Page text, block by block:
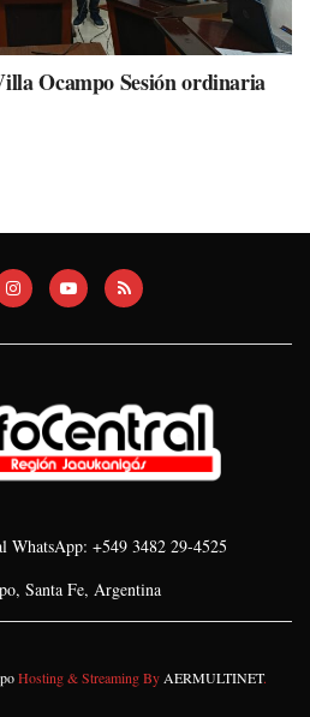
Ocampo Sesión ordinaria
WhatsApp: +549 3482 29-4525
Santa Fe, Argentina
Hosting & Streaming ByAERMULTINET.